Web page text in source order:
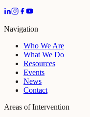
Navigation
Who We Are
What We Do
Resources
Events
News
Contact
Areas of Intervention